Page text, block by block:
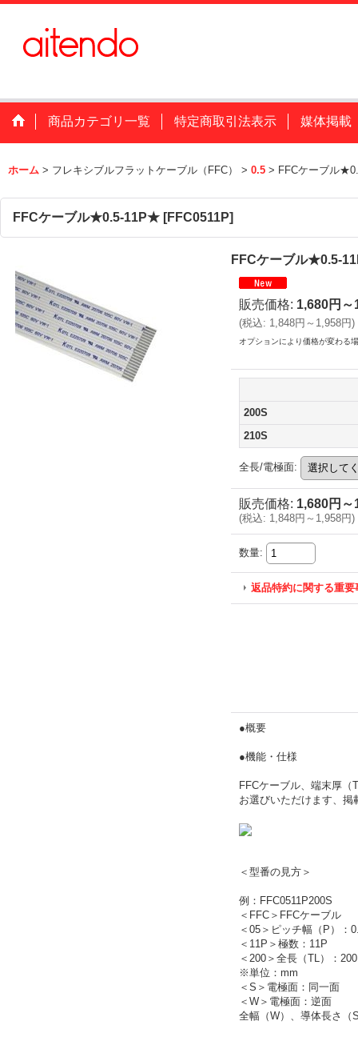
商品カテゴリ一覧 特定商取引法表示 媒体掲載
ホーム > フレキシブルフラットケーブル（FFC） > 0.5 > FFCケーブル
FFCケーブル★0.5-11P★ [FFC0511P]
FFCケーブル★0.5-
販売価格: 1,680円～
(税込: 1,848円～1,958円)
オプションにより価格が変わる
200S
210S
全長/電極面:
販売価格: 1,680円～
(税込: 1,848円～1,958円)
数量:
返品特約に関する重要
●概要
●機能・仕様
FFCケーブル、端末厚
お選びいただけます、
＜型番の見方＞
例：FFC0511P200S
＜FFC＞FFCケーブル
＜05＞ピッチ幅（P）：
＜11P＞極数：11P
＜200＞全長（TL）：200
※単位：mm
＜S＞電極面：同一面
＜W＞電極面：逆面
全幅（W）、導体長さ（